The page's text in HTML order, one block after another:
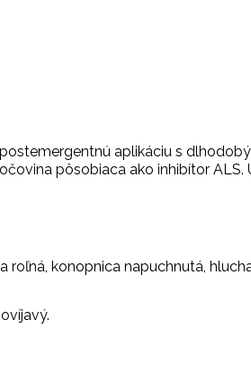
aplikáciu s
pôsobiaca ako inhibítor
roľná, konopnica napuchnutá,